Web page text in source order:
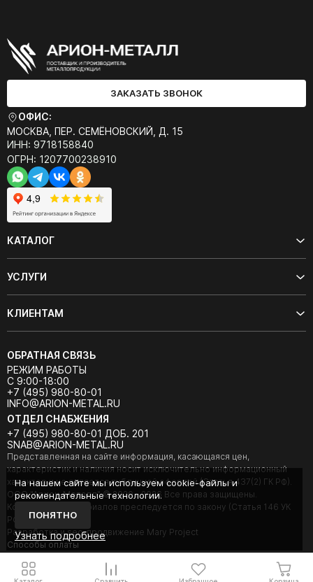
ЗАКАЗАТЬ ЗВОНОК
ОФИС:
МОСКВА, ПЕР. СЕМЁНОВСКИЙ, Д. 15
ИНН: 9718158840
ОГРН: 1207700238910
КАТАЛОГ
УСЛУГИ
КЛИЕНТАМ
ОБРАТНАЯ СВЯЗЬ
РЕЖИМ РАБОТЫ
С 9:00-18:00
+7 (495) 980-80-01
INFO@ARION-METAL.RU
ОТДЕЛ СНАБЖЕНИЯ
+7 (495) 980-80-01 ДОБ. 201
SNAB@ARION-METAL.RU
Представленная на сайте информация, касающаяся цен,
характеристик и наличия носит исключительно информационный
характер и не является публичной офертой (Статья 437(2) ГК РФ).
ООО "Арион-Металл" © 2020 - 2026 Все права защищены.
Копирование материалов преследуется по закону (Статья 146 УК
РФ).
Разработка и seo-продвижение Mary Project
Cпособы оплаты
На нашем сайте мы используем cookie-файлы и
рекомендательные технологии.
ПОНЯТНО
Узнать подробнее